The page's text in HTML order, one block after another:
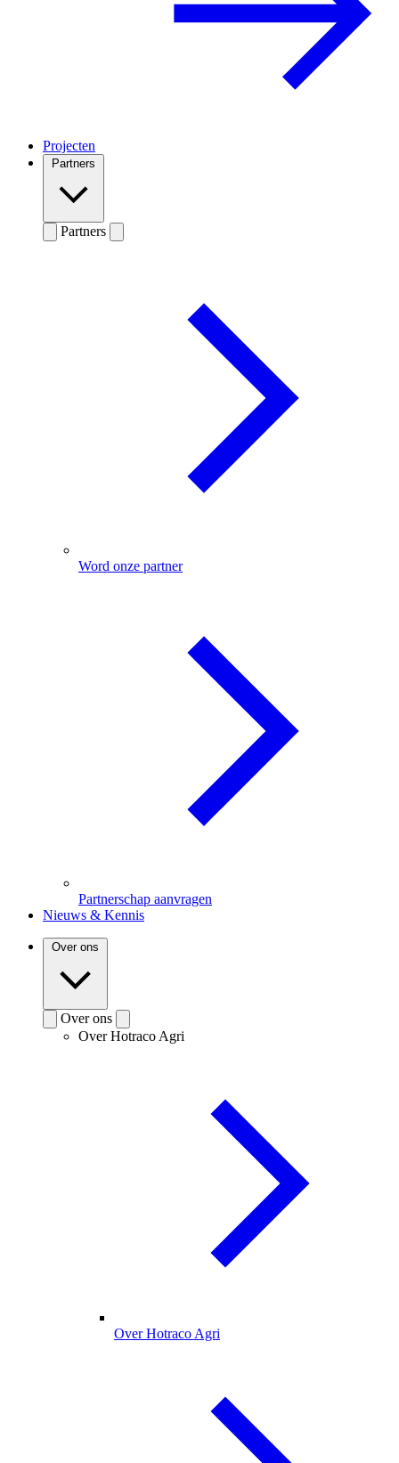
Projecten
Partners
Partners
Word onze partner
Partnerschap aanvragen
Nieuws & Kennis
Over ons
Over ons
Over Hotraco Agri
Over Hotraco Agri